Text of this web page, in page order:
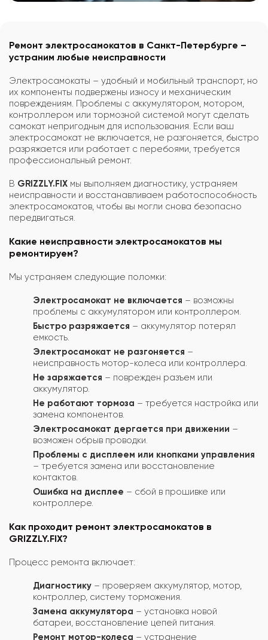
Ремонт электросамокатов в Санкт-Петербурге –
устраним любые неисправности
Электросамокаты – удобный и мобильный транспорт, но
их компоненты подвержены износу и механическим
повреждениям. Проблемы с аккумулятором, мотором,
контроллером или тормозной системой могут сделать
самокат непригодным для использования. Если ваш
электросамокат не включается, не разгоняется, быстро
разряжается или работает с перебоями, требуется
профессиональный ремонт.
В GRIZZLY.FIX мы выполняем диагностику, устраняем
неисправности и восстанавливаем работоспособность
электросамокатов, чтобы вы могли снова безопасно
передвигаться.
Какие неисправности электросамокатов мы
ремонтируем?
Мы устраняем следующие поломки:
Электросамокат не включается – возможны
проблемы с аккумулятором или контроллером.
Быстро разряжается – аккумулятор потерял
емкость.
Электросамокат не разгоняется –
неисправность мотор-колеса или контроллера.
Не заряжается – поврежден разъем или
аккумулятор.
Не работают тормоза – требуется настройка или
замена компонентов.
Электросамокат дергается при движении –
возможен обрыв проводки.
Проблемы с дисплеем или кнопками управления
– требуется замена или восстановление
контактов.
Ошибка на дисплее – сбой в прошивке или
контроллере.
Как проходит ремонт электросамокатов в
GRIZZLY.FIX?
Процесс ремонта включает:
Диагностику – проверяем аккумулятор, мотор,
контроллер, систему торможения.
Замена аккумулятора – установка новой
батареи, восстановление цепей питания.
Ремонт мотор-колеса – устранение